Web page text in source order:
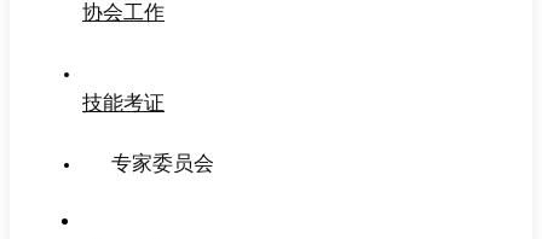
协会工作
技能考证
专家委员会